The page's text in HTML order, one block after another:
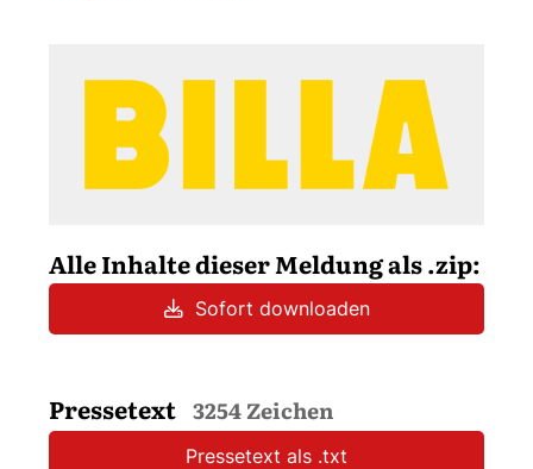
Alle Inhalte dieser Meldung als .zip:
Sofort downloaden
Pressetext 3254 Zeichen
Pressetext als .txt